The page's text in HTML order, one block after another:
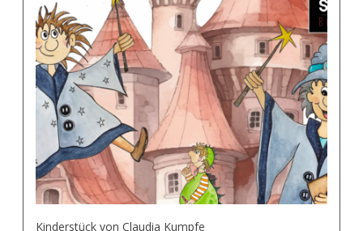
Kinderstück von Claudia Kumpfe